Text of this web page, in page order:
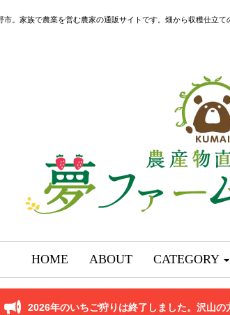
。家族で農業を営む農家の通販サイトです。畑から収穫仕立
HOME ABOUT CATEGORY
2026年のいちご狩りは終了しました。沢山の